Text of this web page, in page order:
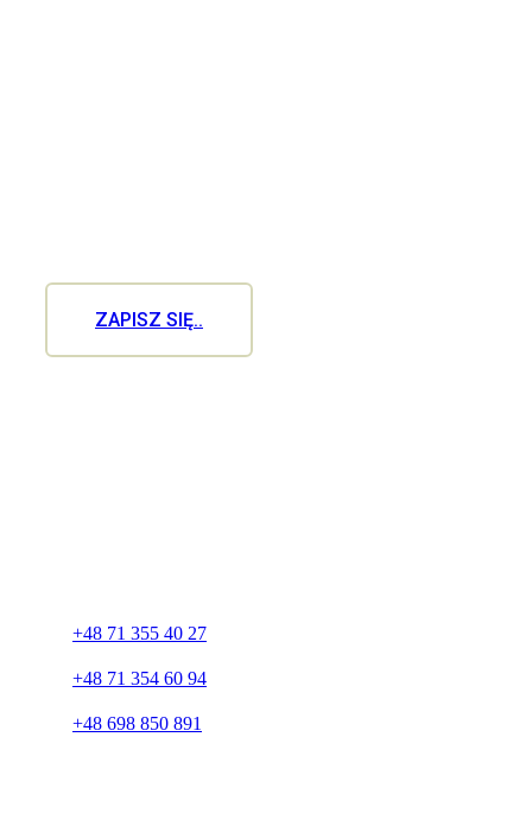
ZAPISZ SIĘ..
+48 71 355 40 27
+48 71 354 60 94
+48 698 850 891